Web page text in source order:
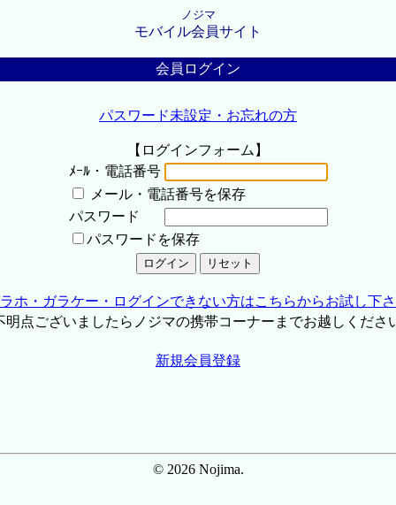
ノジマ
モバイル会員サイト
会員ログイン
パスワード未設定・お忘れの方
【ログインフォーム】
ﾒｰﾙ・電話番号
メール・電話番号を保存
パスワード
パスワードを保存
ホ・ガラケー・ログインできない方はこちらからお試し下
点ございましたらノジマの携帯コーナーまでお越しくださ
新規会員登録
© 2026 Nojima.